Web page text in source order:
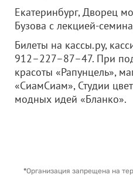
Екатеринбург, Дворец
Бузова с лекцией-
Билеты на кассы.ру,
912–227–87–47. При
красоты «Рапунцель»,
«СиамСиам», Студии
модных идей «Бланко».
*Организация запрещена на